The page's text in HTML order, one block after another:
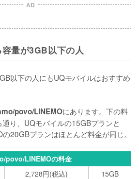
AD
量が3GB以下の人
以下の人にもUQモバイルはおすすめ
povo/LINEMOにあります。下の料
り、UQモバイルの15GBプランと
20GBプランはほとんど料金が同じ。
povo/LINEMOの料金
2,728円(税込)
15GB